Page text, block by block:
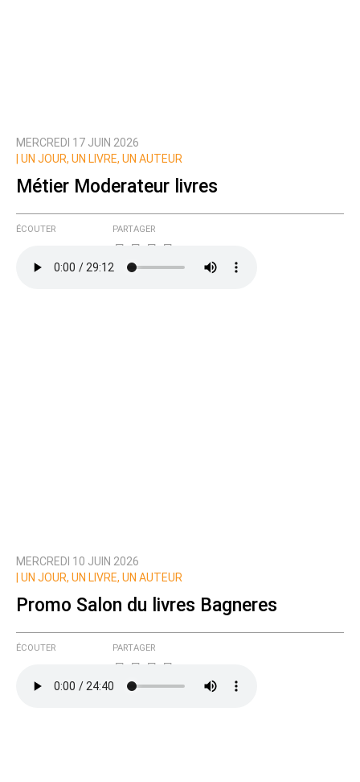
MERCREDI 17 JUIN 2026
UN JOUR, UN LIVRE, UN AUTEUR
Métier Moderateur livres
ÉCOUTER PARTAGER
MERCREDI 10 JUIN 2026
UN JOUR, UN LIVRE, UN AUTEUR
Promo Salon du livres Bagneres
ÉCOUTER PARTAGER